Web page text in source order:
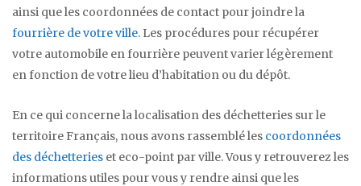
ainsi que les coordonnées de contact pour joindre la
fourrière de votre ville. Les procédures pour récupérer
votre automobile en fourrière peuvent varier légèrement
en fonction de votre lieu d’habitation ou du dépôt.
En ce qui concerne la localisation des déchetteries sur le
territoire Français, nous avons rassemblé les coordonnées
des déchetteries et eco-point par ville. Vous y retrouverez les
informations utiles pour vous y rendre ainsi que les